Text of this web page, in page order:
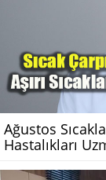
Ağustos
Hastalıkları